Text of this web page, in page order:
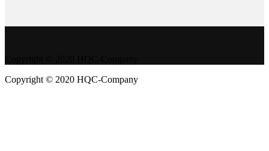
Copyright © 2020 HQC-Company